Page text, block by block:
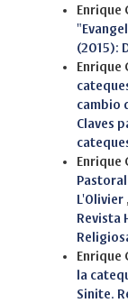
Enrique
(2015):
Enrique
cambio
Claves
Enrique
L'Olivier ,
Revista
Enrique
la
Sinite.